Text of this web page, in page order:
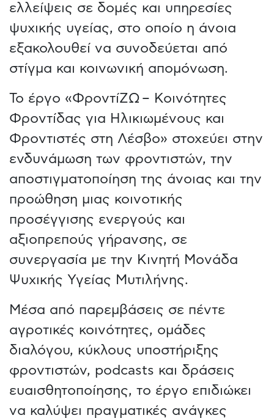
ελλείψεις σε δομές και υπηρεσίες
ψυχικής υγείας, στο οποίο η άνοια
εξακολουθεί να συνοδεύεται από
στίγμα και κοινωνική απομόνωση.
Το έργο «ΦροντίΖΩ – Κοινότητες
Φροντίδας για Ηλικιωμένους και
Φροντιστές στη Λέσβο» στοχεύει στην
ενδυνάμωση των φροντιστών, την
αποστιγματοποίηση της άνοιας και την
προώθηση μιας κοινοτικής
προσέγγισης ενεργούς και
αξιοπρεπούς γήρανσης, σε
συνεργασία με την Κινητή Μονάδα
Ψυχικής Υγείας Μυτιλήνης.
Μέσα από παρεμβάσεις σε πέντε
αγροτικές κοινότητες, ομάδες
διαλόγου, κύκλους υποστήριξης
φροντιστών, podcasts και δράσεις
ευαισθητοποίησης, το έργο επιδιώκει
να καλύψει πραγματικές ανάγκες